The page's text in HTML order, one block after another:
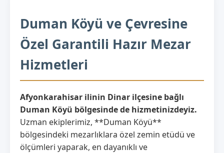
Duman Köyü ve Çevresine
Özel Garantili Hazır Mezar
Hizmetleri
Afyonkarahisar ilinin Dinar ilçesine bağlı
Duman Köyü bölgesinde de hizmetinizdeyiz.
Uzman ekiplerimiz, **Duman Köyü**
bölgesindeki mezarlıklara özel zemin etüdü ve
ölçümleri yaparak, en dayanıklı ve